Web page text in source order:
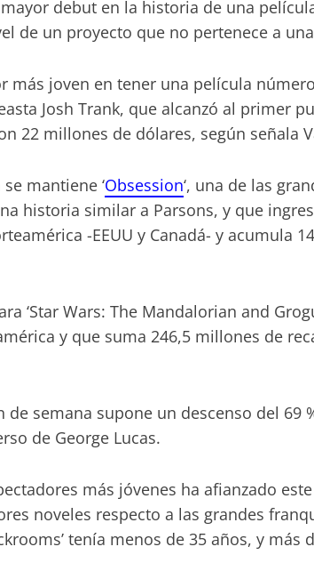
debut en la historia de una
de un proyecto que no pertenece a
más joven en tener una película
Josh Trank, que alcanzó al primer
22 millones de dólares, según señala
mantiene ‘Obsession‘, una de las
historia similar a Parsons, y que
-EEUU y Canadá- y acumula
‘Star Wars: The Mandalorian and
y que suma 246,5 millones de
de semana supone un descenso del 69
de George Lucas.
más jóvenes ha afianzado
noveles respecto a las grandes
tenía menos de 35 años, y más